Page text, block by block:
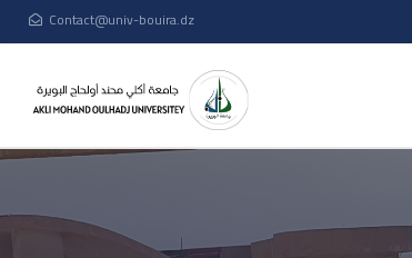
Contact@univ-bouira.dz